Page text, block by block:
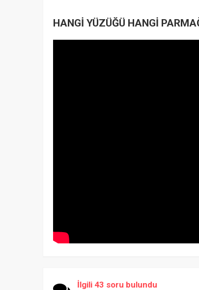
HANGİ YÜZÜĞÜ HANGİ
İlgili 43 soru bulundu